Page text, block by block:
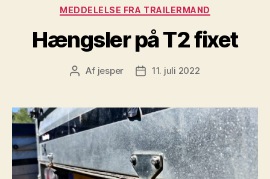
Kategorier
MEDDELELSE FRA TRAILERMAND
Hængsler på T2 fixet
Indlægsforfatter
Af jesper Indlægsdato
11. juli 2022